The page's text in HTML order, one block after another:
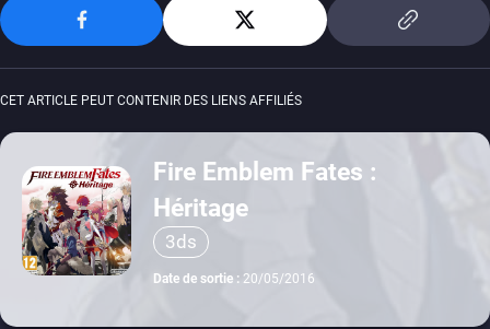
CET ARTICLE PEUT CONTENIR DES LIENS AFFILIÉS
Fire Emblem Fates :
Héritage
3ds
Date de sortie : 20/05/2016